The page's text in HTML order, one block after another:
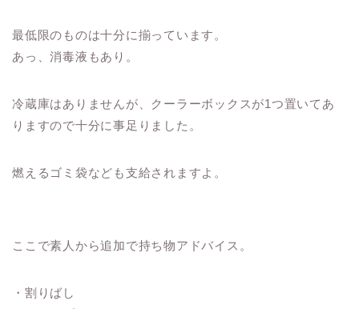
最低限のものは十分に揃っています。
あっ、消毒液もあり。
冷蔵庫はありませんが、クーラーボックスが1つ置いてあ
りますので十分に事足りました。
燃えるゴミ袋なども支給されますよ。
ここで素人から追加で持ち物アドバイス。
・割りばし